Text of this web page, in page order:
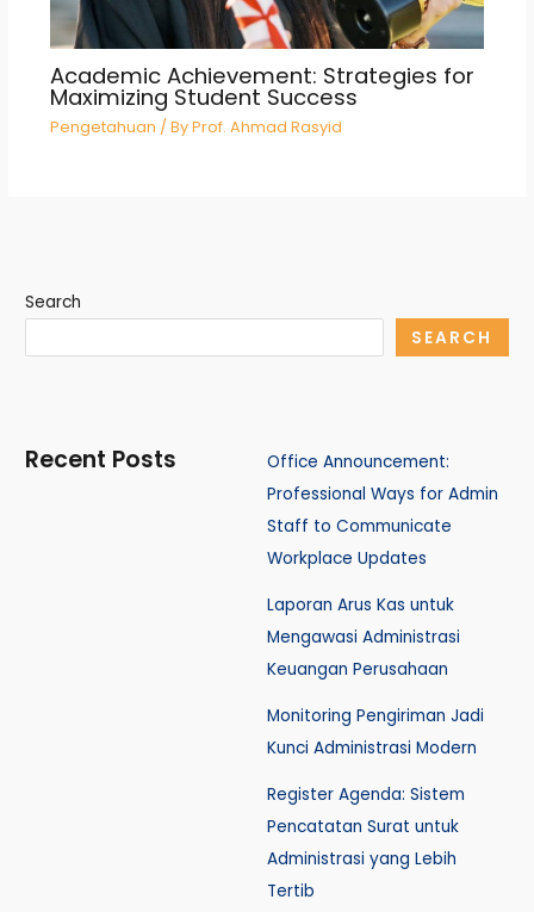
Academic Achievement: Strategies for
Maximizing Student Success
Pengetahuan / ByProf. Ahmad Rasyid
Search
SEARCH
Recent Posts
Office Announcement:
Professional Ways for Admin
Staff to Communicate
Workplace Updates
Laporan Arus Kas untuk
Mengawasi Administrasi
Keuangan Perusahaan
Monitoring Pengiriman Jadi
Kunci Administrasi Modern
Register Agenda: Sistem
Pencatatan Surat untuk
Administrasi yang Lebih
Tertib